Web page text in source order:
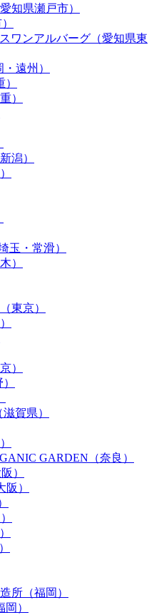
知県瀬戸市）
ワンアルバーグ（愛知県東
遠州）
）
潟）
玉・常滑）
）
東京）
）
賀県）
GARDEN（奈良）
）
）
所（福岡）
）